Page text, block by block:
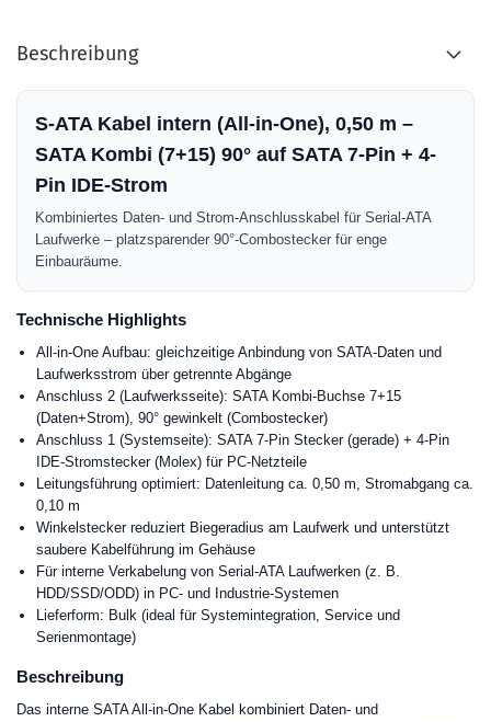
Beschreibung
S-ATA Kabel intern (All-in-One), 0,50 m –
SATA Kombi (7+15) 90° auf SATA 7-Pin + 4-
Pin IDE-Strom
Kombiniertes Daten- und Strom-Anschlusskabel für Serial-ATA
Laufwerke – platzsparender 90°-Combostecker für enge
Einbauräume.
Technische Highlights
All-in-One Aufbau: gleichzeitige Anbindung von SATA-Daten und
Laufwerksstrom über getrennte Abgänge
Anschluss 2 (Laufwerksseite): SATA Kombi-Buchse 7+15
(Daten+Strom), 90° gewinkelt (Combostecker)
Anschluss 1 (Systemseite): SATA 7-Pin Stecker (gerade) + 4-Pin
IDE-Stromstecker (Molex) für PC-Netzteile
Leitungsführung optimiert: Datenleitung ca. 0,50 m, Stromabgang ca.
0,10 m
Winkelstecker reduziert Biegeradius am Laufwerk und unterstützt
saubere Kabelführung im Gehäuse
Für interne Verkabelung von Serial-ATA Laufwerken (z. B.
HDD/SSD/ODD) in PC- und Industrie-Systemen
Lieferform: Bulk (ideal für Systemintegration, Service und
Serienmontage)
Beschreibung
Das interne SATA All-in-One Kabel kombiniert Daten- und